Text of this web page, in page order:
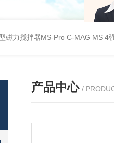
磁力搅拌器MS-Pro C-MAG MS 4
产品中心 /